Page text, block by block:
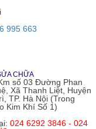
995 663
CHỮA
số 03 Đường Phan
Xã Thanh Liệt, Huyện
TP. Hà Nội (Trong
Kim Khí Số 1)
024 6292 3846 - 024